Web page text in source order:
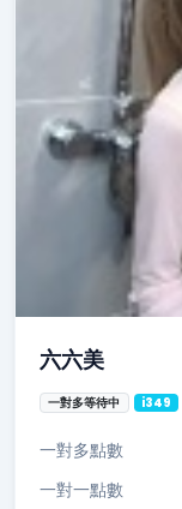
六六美
一對多等待中 i349
一對多點數
一對一點數